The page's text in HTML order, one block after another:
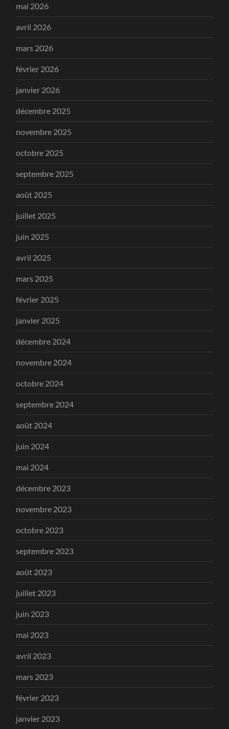
mai 2026
avril 2026
mars 2026
février 2026
janvier 2026
décembre 2025
novembre 2025
octobre 2025
septembre 2025
août 2025
juillet 2025
juin 2025
avril 2025
mars 2025
février 2025
janvier 2025
décembre 2024
novembre 2024
octobre 2024
septembre 2024
août 2024
juin 2024
mai 2024
décembre 2023
novembre 2023
octobre 2023
septembre 2023
août 2023
juillet 2023
juin 2023
mai 2023
avril 2023
mars 2023
février 2023
janvier 2023